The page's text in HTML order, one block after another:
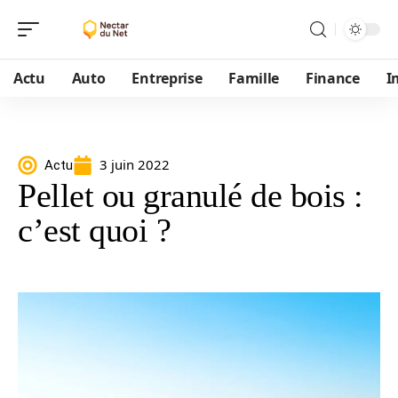
Actu Auto Entreprise Famille Finance
Actu 3 juin 2022
Pellet ou granulé de bois :
c’est quoi ?